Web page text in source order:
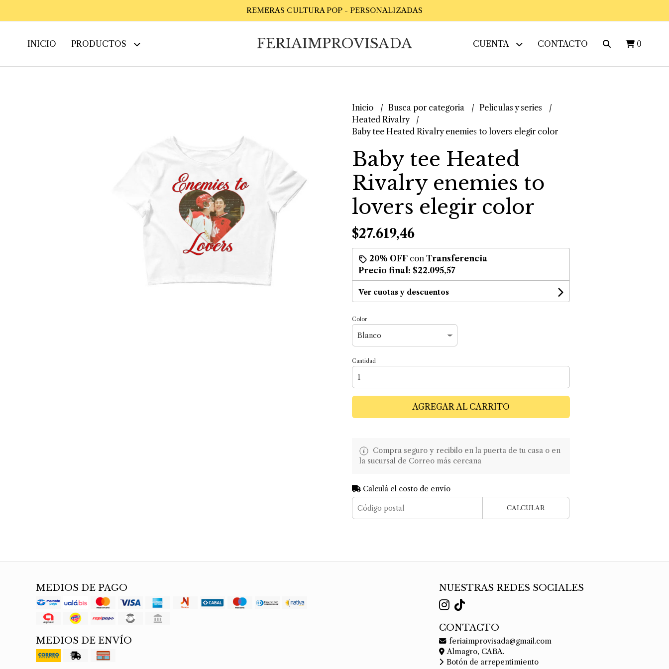
REMERAS CULTURA POP - PERSONALIZADAS
INICIO PRODUCTOS FERIAIMPROVISADA CUENTA CONTACTO 0
Inicio Busca por categoria
Peliculas y series
Heated Rivalry
Baby tee Heated Rivalry enemies to lovers elegir color
Baby tee Heated
Rivalry enemies to
lovers elegir color
$27.619,46
20% OFF con Transferencia
Precio final: $22.095,57
Ver cuotas y descuentos
Color
Cantidad
AGREGAR AL CARRITO
Compra seguro y recibilo en la puerta de tu casa o en
la sucursal de Correo más cercana
Calculá el costo de envío
CALCULAR
MEDIOS DE PAGO
MEDIOS DE ENVÍO
NUESTRAS REDES SOCIALES
CONTACTO
feriaimprovisada@gmail.com
Almagro, CABA.
Botón de arrepentimiento